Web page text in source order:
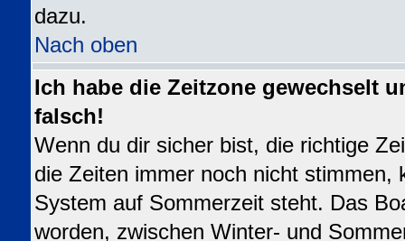
dazu.
Nach oben
Ich habe die Zeitzone gewechselt
falsch!
Wenn du dir sicher bist, die richtige
die Zeiten immer noch nicht stimmen,
System auf Sommerzeit steht. Das
worden, zwischen Winter- und